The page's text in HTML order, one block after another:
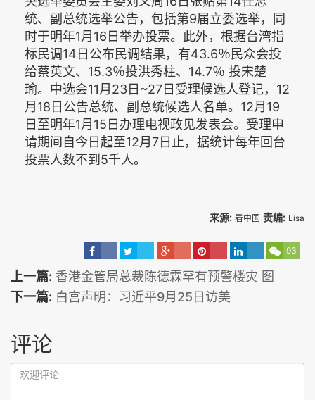
统、副总统选举公告，包括第9届立委选举，同
时于明年1月16日举办投票。此外，根据台湾指
标民调14日公布民调结果，有43.6％民众会投
给蔡英文、15.3％投洪秀柱、14.7％ 投宋楚
瑜。中选会11月23日~27日受理候选人登记，12
月18日公告总统、副总统候选人名单。12月19
日至明年1月15日办理电视政见发表会。受理申
请期间自今日起至12月7日止，据统计每年回台
投票人数不到5千人。
来源: 看中国 责编: Lisa
93
上一篇: 香港金管局总裁陈德霖罕有预警楼灾 图
下一篇: 白宫声明：习近平9月25日访美
评论